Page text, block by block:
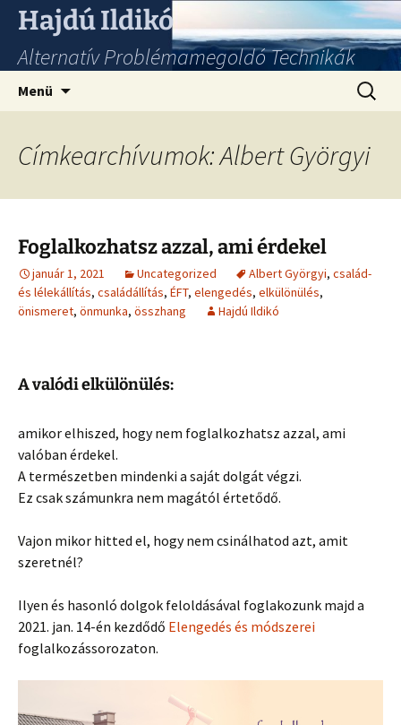
Hajdú Ildikó
Alternatív Problémamegoldó Technikák
Menü
Címkearchívumok: Albert Györgyi
Foglalkozhatsz azzal, ami érdekel
január 1, 2021 Uncategorized Albert Györgyi, család-
és lélekállítás, családállítás, ÉFT, elengedés, elkülönülés,
önismeret, önmunka, összhang Hajdú Ildikó
A valódi elkülönülés:
amikor elhiszed, hogy nem foglalkozhatsz azzal, ami
valóban érdekel.
A természetben mindenki a saját dolgát végzi.
Ez csak számunkra nem magától értetődő.
Vajon mikor hitted el, hogy nem csinálhatod azt, amit
szeretnél?
Ilyen és hasonló dolgok feloldásával foglakozunk majd a
2021. jan. 14-én kezdődő Elengedés és módszerei
foglalkozássorozaton.